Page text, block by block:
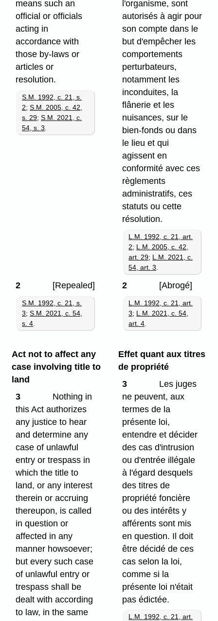
means such an
official or officials
acting in
accordance with
those by-laws or
articles or
resolution.
S.M. 1992, c. 21, s.
2;S.M. 2005, c. 42,
s. 29;S.M. 2021, c.
54, s. 3
l'organisme, sont
autorisés à agir pour
son compte dans le
but d'empêcher les
comportements
perturbateurs,
notamment les
inconduites, la
flânerie et les
nuisances, sur le
bien-fonds ou dans
le lieu et qui
agissent en
conformité avec ces
règlements
administratifs, ces
statuts ou cette
résolution.
L.M. 1992, c. 21, art.
2; L.M. 2005, c. 42,
art. 29; L.M. 2021, c.
54, art. 3
2 [Repealed]
S.M. 1992, c. 21, s.
3;S.M. 2021, c. 54,
s. 4
2 [Abrogé]
L.M. 1992, c. 21, art.
3; L.M. 2021, c. 54,
art. 4
Act not to affect any
case involving title to
land
3
Nothing in
this Act authorizes
any justice to hear
and determine any
case of unlawful
entry or trespass in
which the title to
land, or any interest
therein or accruing
thereupon, is called
in question or
affected in any
manner howsoever;
but every such case
of unlawful entry or
trespass shall be
dealt with according
to law, in the same
Effet quant aux titres
de propriété
3
Les juges
ne peuvent, aux
termes de la
présente loi,
entendre et décider
des cas d'intrusion
ou d'entrée illégale
à l'égard desquels
des titres de
propriété foncière
ou des intérêts y
afférents sont mis
en question. Il doit
être décidé de ces
cas selon la loi,
comme si la
présente loi n'était
pas édictée.
L.M. 1992, c. 21, art.